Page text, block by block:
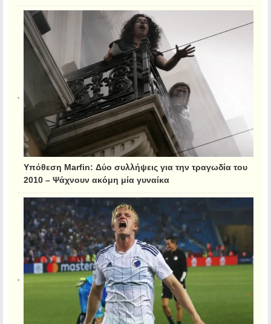
Υπόθεση Marfin: Δύο συλλήψεις για την τραγωδία του
2010 – Ψάχνουν ακόμη μία γυναίκα